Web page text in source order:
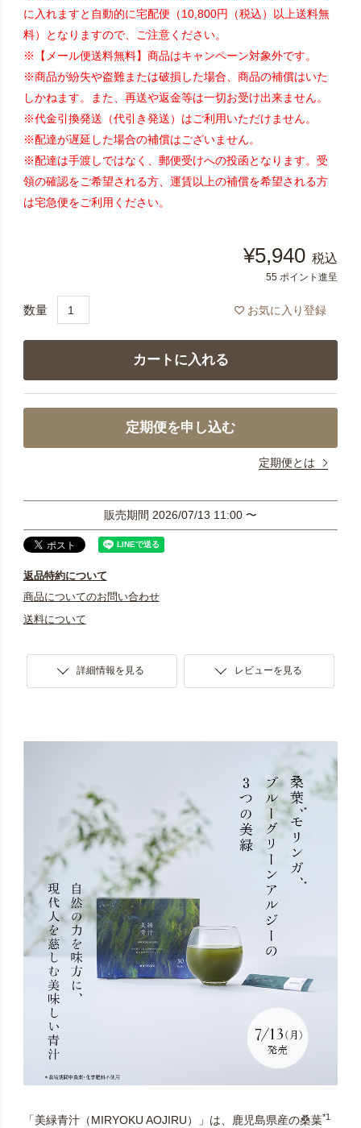
に入れますと自動的に宅配便（10,800円（税込）以上送料無
料）となりますので、ご注意ください。
※【メール便送料無料】商品はキャンペーン対象外です。
※商品が紛失や盗難または破損した場合、商品の補償はいた
しかねます。また、再送や返金等は一切お受け出来ません。
※代金引換発送（代引き発送）はご利用いただけません。
※配達が遅延した場合の補償はございません。
※配達は手渡しではなく、郵便受けへの投函となります。受
領の確認をご希望される方、運賃以上の補償を希望される方
は宅急便をご利用ください。
¥5,940 税込
55 ポイント進呈
お気に入り登録
カートに入れる
定期便を申し込む
定期便とは
販売期間 2026/07/13 11:00 〜
返品特約について
商品についてのお問い合わせ
送料について
詳細情報を見る レビューを見る
「美緑青汁（MIRYOKU AOJIRU）」は、鹿児島県産の桑葉*1